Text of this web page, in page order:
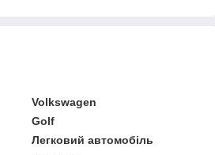
Volkswagen
Golf
Легковий автомобіль